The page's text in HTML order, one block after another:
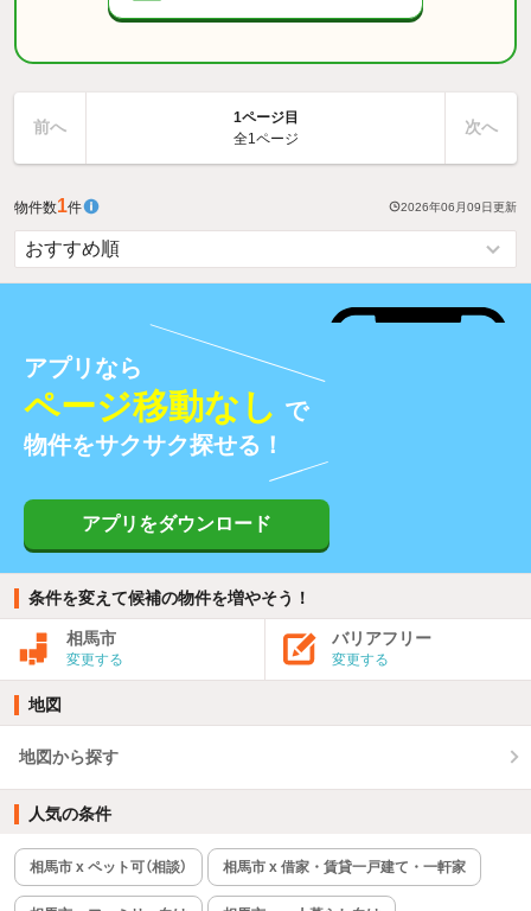
前へ
1ページ目
全1ページ
次へ
物件数1件 2026年06月09日更新
アプリなら
ページ移動なし で
物件をサクサク探せる！
アプリをダウンロード
条件を変えて候補の物件を増やそう！
相馬市
変更する
バリアフリー
変更する
地図
地図から探す
人気の条件
相馬市 x ペット可（相談） 相馬市 x 借家・賃貸一戸建て・一軒家